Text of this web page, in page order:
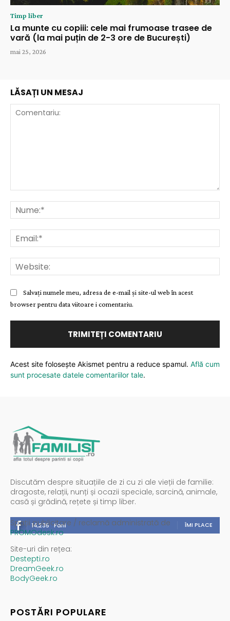
Timp liber
La munte cu copiii: cele mai frumoase trasee de
vară (la mai puțin de 2-3 ore de București)
mai 25, 2026
LĂSAȚI UN MESAJ
Salvați numele meu, adresa de e-mail și site-ul web în acest
browser pentru data viitoare i comentariu.
Acest site folosește Akismet pentru a reduce spamul. Află cum
sunt procesate datele comentariilor tale.
Discutăm despre situațiile de zi cu zi ale vieții de familie:
dragoste, relații, nunți și ocazii speciale, sarcină, animale,
casă și grădină, rețete și timp liber.
14,235 Fani ÎMI PLACE
Spații publicitare / reclamă administrată de
PROMOdesk.ro
Site-uri din rețea:
Destepti.ro
DreamGeek.ro
BodyGeek.ro
POSTĂRI POPULARE